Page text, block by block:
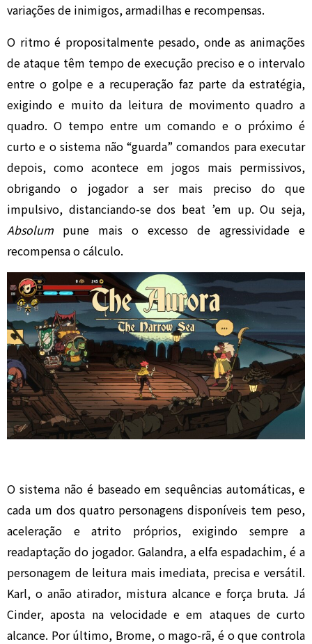
variações de inimigos, armadilhas e recompensas.
O ritmo é propositalmente pesado, onde as animações
de ataque têm tempo de execução preciso e o intervalo
entre o golpe e a recuperação faz parte da estratégia,
exigindo e muito da leitura de movimento quadro a
quadro. O tempo entre um comando e o próximo é
curto e o sistema não “guarda” comandos para executar
depois, como acontece em jogos mais permissivos,
obrigando o jogador a ser mais preciso do que
impulsivo, distanciando-se dos beat ’em up. Ou seja,
Absolum pune mais o excesso de agressividade e
recompensa o cálculo.
O sistema não é baseado em sequências automáticas, e
cada um dos quatro personagens disponíveis tem peso,
aceleração e atrito próprios, exigindo sempre a
readaptação do jogador. Galandra, a elfa espadachim, é a
personagem de leitura mais imediata, precisa e versátil.
Karl, o anão atirador, mistura alcance e força bruta. Já
Cinder, aposta na velocidade e em ataques de curto
alcance. Por último, Brome, o mago-rã, é o que controla